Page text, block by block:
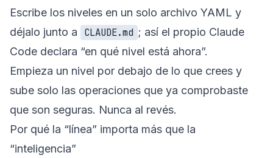
Escribe los niveles en un solo archivo YAML y
déjalo junto a
CLAUDE.md ; así el propio Claude
Code declara “en qué nivel está ahora”.
Empieza un nivel por debajo de lo que crees y
sube solo las operaciones que ya comprobaste
que son seguras. Nunca al revés.
Por qué la “línea” importa más que la
“inteligencia”